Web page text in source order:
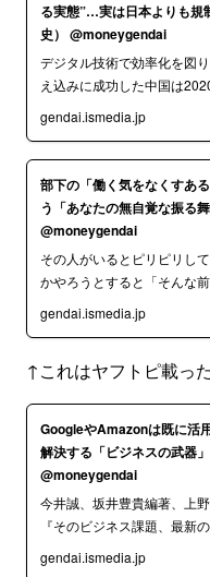
る実態”…実は日本よりも規
史） @moneygendai
デジタル技術で効率化を図
え込みに成功した中国は
gendai.ismedia.jp
部下の「働く気をなくすあ
う「あなたの無自覚な振る
@moneygendai
その人がいるとピリピリし
かやろうとすると「そんな
gendai.ismedia.jp
↑これはヤフトピ載っ
GoogleやAmazonは既に活
解決する「ビジネスの武器」
@moneygendai
今井誠、坂井豊貴編著、上
『そのビジネス課題、最新
gendai.ismedia.jp